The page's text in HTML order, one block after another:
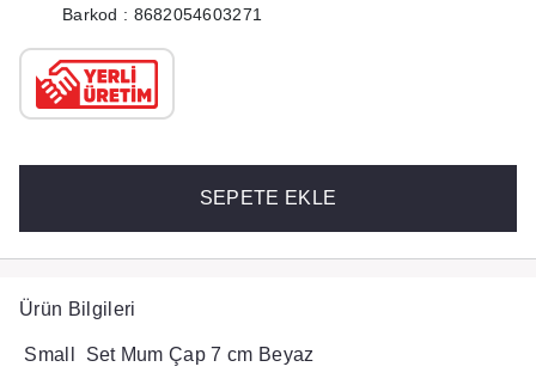
Barkod : 8682054603271
SEPETE EKLE
Ürün Bilgileri
Small Set Mum Çap 7 cm Beyaz